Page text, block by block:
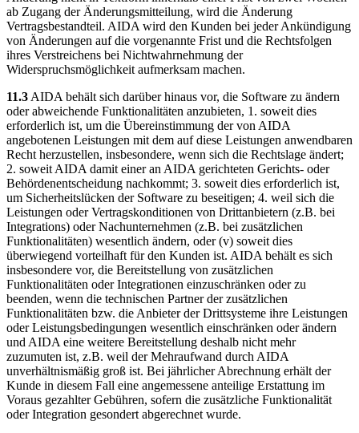
ab Zugang der Änderungsmitteilung, wird die Änderung
Vertragsbestandteil. AIDA wird den Kunden bei jeder Ankündigung
von Änderungen auf die vorgenannte Frist und die Rechtsfolgen
ihres Verstreichens bei Nichtwahrnehmung der
Widerspruchsmöglichkeit aufmerksam machen.
11.3 AIDA behält sich darüber hinaus vor, die Software zu ändern
oder abweichende Funktionalitäten anzubieten, 1. soweit dies
erforderlich ist, um die Übereinstimmung der von AIDA
angebotenen Leistungen mit dem auf diese Leistungen anwendbaren
Recht herzustellen, insbesondere, wenn sich die Rechtslage ändert;
2. soweit AIDA damit einer an AIDA gerichteten Gerichts- oder
Behördenentscheidung nachkommt; 3. soweit dies erforderlich ist,
um Sicherheitslücken der Software zu beseitigen; 4. weil sich die
Leistungen oder Vertragskonditionen von Drittanbietern (z.B. bei
Integrations) oder Nachunternehmen (z.B. bei zusätzlichen
Funktionalitäten) wesentlich ändern, oder (v) soweit dies
überwiegend vorteilhaft für den Kunden ist. AIDA behält es sich
insbesondere vor, die Bereitstellung von zusätzlichen
Funktionalitäten oder Integrationen einzuschränken oder zu
beenden, wenn die technischen Partner der zusätzlichen
Funktionalitäten bzw. die Anbieter der Drittsysteme ihre Leistungen
oder Leistungsbedingungen wesentlich einschränken oder ändern
und AIDA eine weitere Bereitstellung deshalb nicht mehr
zuzumuten ist, z.B. weil der Mehraufwand durch AIDA
unverhältnismäßig groß ist. Bei jährlicher Abrechnung erhält der
Kunde in diesem Fall eine angemessene anteilige Erstattung im
Voraus gezahlter Gebühren, sofern die zusätzliche Funktionalität
oder Integration gesondert abgerechnet wurde.